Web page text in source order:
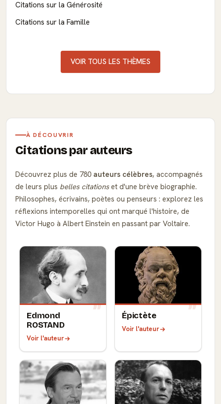
Citations sur la Générosité
Citations sur la Famille
VOIR TOUS LES THÈMES
À DÉCOUVRIR
Citations par auteurs
Découvrez plus de 780 auteurs célèbres, accompagnés
de leurs plus belles citationset d'une brève biographie.
Philosophes, écrivains, poètes ou penseurs : explorez les
réflexions intemporelles qui ont marqué l'histoire, de
Victor Hugo à Albert Einstein en passant par Voltaire.
Edmond
ROSTAND
Voir l'auteur
Épictète
Voir l'auteur